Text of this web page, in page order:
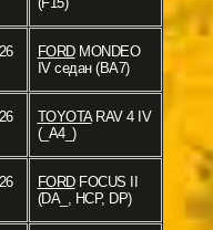
FORDMONDEO
IV седан (BA7)
TOYOTARAV 4 IV
(_A4_)
FORDFOCUS II
(DA_, HCP, DP)